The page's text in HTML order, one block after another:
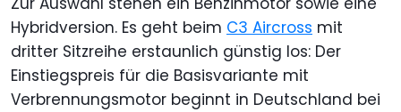
Hybridversion. Es geht beim C3 Aircross mit
dritter Sitzreihe erstaunlich günstig los: Der
Einstiegspreis für die Basisvariante mit
Verbrennungsmotor beginnt in Deutschland bei